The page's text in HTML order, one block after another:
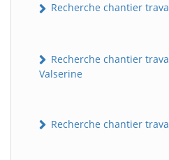
Recherche chantier
Recherche chantier
Valserine
Recherche chantier